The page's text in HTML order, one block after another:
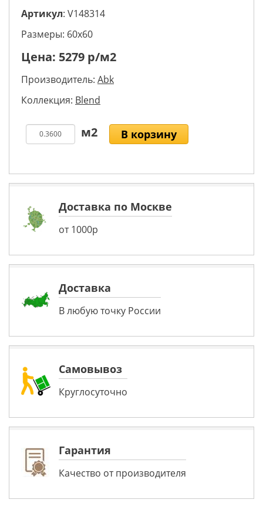
Артикул: V148314
Размеры: 60х60
Цена: 5279 р/м2
Производитель: Abk
Коллекция: Blend
В корзину
Доставка по Москве
от 1000р
Доставка
В любую точку России
Самовывоз
Круглосуточно
Гарантия
Качество от производителя